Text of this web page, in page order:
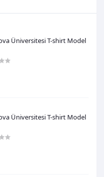
Üniversitesi T-shirt Model
Üniversitesi T-shirt Model